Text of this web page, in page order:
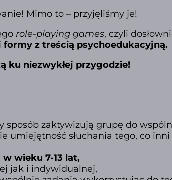
Mimo to – przyjęliśmy je!
role-playing games, czyli
formy z treścią psychoedukacyjną.
ku niezwykłej przygodzie!
sposób zaktywizują grupę do
umiejętność słuchania tego, co
w wieku 7-13 lat,
jak i indywidualnej,